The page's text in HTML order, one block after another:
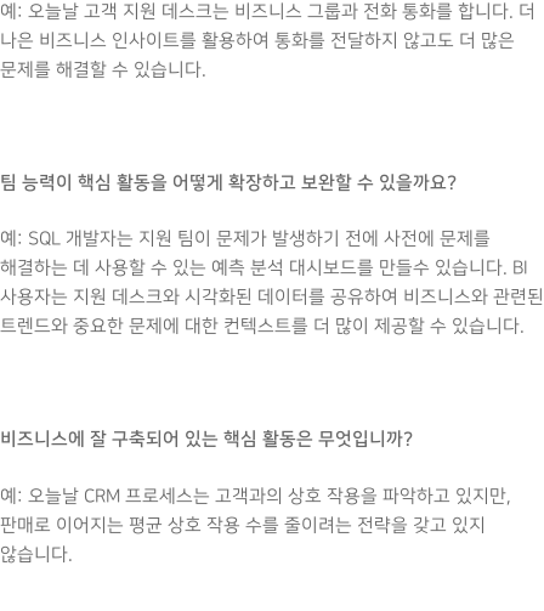
예: 오늘날 고객 지원 데스크는 비즈니스 그룹과 전화 통화를 합니다. 더
나은 비즈니스 인사이트를 활용하여 통화를 전달하지 않고도 더 많은
문제를 해결할 수 있습니다.
팀 능력이 핵심 활동을 어떻게 확장하고 보완할 수 있을까요?
예: SQL 개발자는 지원 팀이 문제가 발생하기 전에 사전에 문제를
해결하는 데 사용할 수 있는 예측 분석 대시보드를 만들수 있습니다. BI
사용자는 지원 데스크와 시각화된 데이터를 공유하여 비즈니스와 관련된
트렌드와 중요한 문제에 대한 컨텍스트를 더 많이 제공할 수 있습니다.
비즈니스에 잘 구축되어 있는 핵심 활동은 무엇입니까?
예: 오늘날 CRM 프로세스는 고객과의 상호 작용을 파악하고 있지만,
판매로 이어지는 평균 상호 작용 수를 줄이려는 전략을 갖고 있지
않습니다.